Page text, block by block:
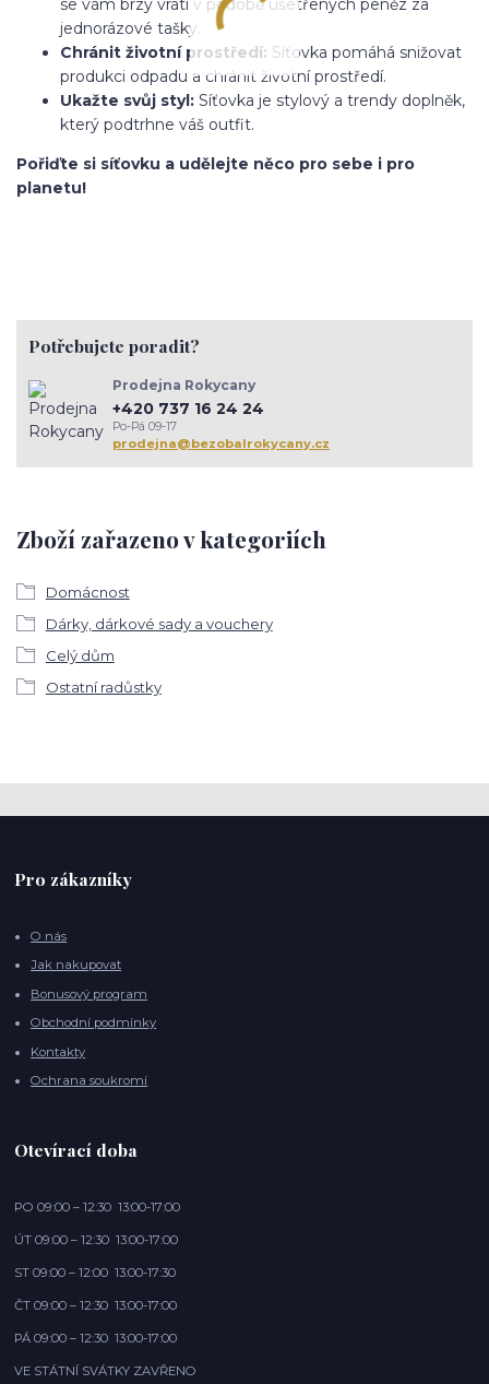
se vám brzy vrátí v podobě ušetřených peněz za
jednorázové tašky.
Chránit životní prostředí: Síťovka pomáhá snižovat
produkci odpadu a chránit životní prostředí.
Ukažte svůj styl: Síťovka je stylový a trendy doplněk,
který podtrhne váš outfit.
Pořiďte si síťovku a udělejte něco pro sebe i pro
planetu!
Zboží zařazeno v kategoriích
Domácnost
Dárky, dárkové sady a vouchery
Celý dům
Ostatní radůstky
Potřebujete poradit?
Prodejna Rokycany
+420 737 16 24 24
Po-Pá 09-17
prodejna@bezobalrokycany.cz
Pro zákazníky
O nás
Jak nakupovat
Bonusový program
Obchodní podmínky
Kontakty
Ochrana soukromí
Otevírací doba
PO 09:00 – 12:30 13:00-17:00
ÚT 09:00 – 12:30 13:00-17:00
ST 09:00 – 12:00 13:00-17:30
ČT 09:00 – 12:30 13:00-17:00
PÁ 09:00 – 12:30 13:00-17:00
VE STÁTNÍ SVÁTKY ZAVŘENO